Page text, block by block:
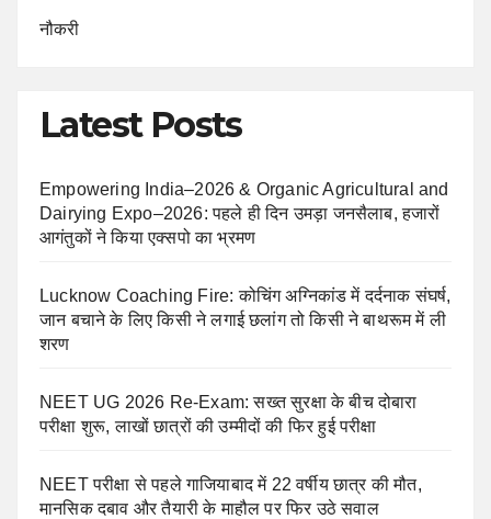
नौकरी
Latest Posts
Empowering India–2026 & Organic Agricultural and
Dairying Expo–2026: पहले ही दिन उमड़ा जनसैलाब, हजारों
आगंतुकों ने किया एक्सपो का भ्रमण
Lucknow Coaching Fire: कोचिंग अग्निकांड में दर्दनाक संघर्ष,
जान बचाने के लिए किसी ने लगाई छलांग तो किसी ने बाथरूम में ली
शरण
NEET UG 2026 Re-Exam: सख्त सुरक्षा के बीच दोबारा
परीक्षा शुरू, लाखों छात्रों की उम्मीदों की फिर हुई परीक्षा
NEET परीक्षा से पहले गाजियाबाद में 22 वर्षीय छात्र की मौत,
मानसिक दबाव और तैयारी के माहौल पर फिर उठे सवाल